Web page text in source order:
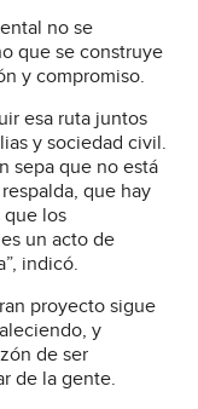
no se
que se construye
y compromiso.
esa ruta juntos
y sociedad civil.
sepa que no está
que hay
que los
un acto de
indicó.
proyecto sigue
y
de ser
de la gente.